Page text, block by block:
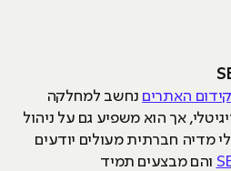
האתרים נחשב למחלקה
אך הוא משפיע גם על ניהול
מדיה חברתית מעולים יודעים
והם מבצעים תמיד